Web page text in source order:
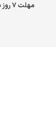
مهلت ۷ روز بازگشت کالا